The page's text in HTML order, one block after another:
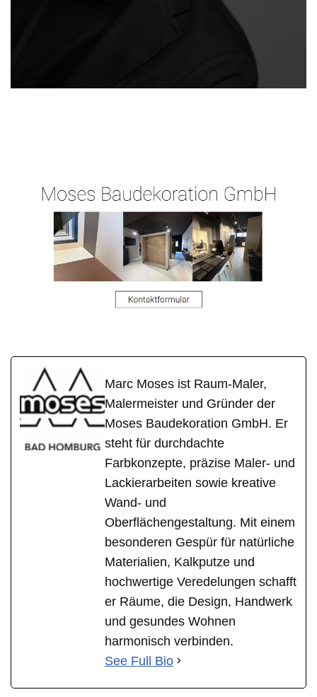
Marc Moses ist Raum-Maler,
Malermeister und Gründer der
Moses Baudekoration GmbH. Er
steht für durchdachte
Farbkonzepte, präzise Maler- und
Lackierarbeiten sowie kreative
Wand- und
Oberflächengestaltung. Mit einem
besonderen Gespür für natürliche
Materialien, Kalkputze und
hochwertige Veredelungen schafft
er Räume, die Design, Handwerk
und gesundes Wohnen
harmonisch verbinden.
See Full Bio